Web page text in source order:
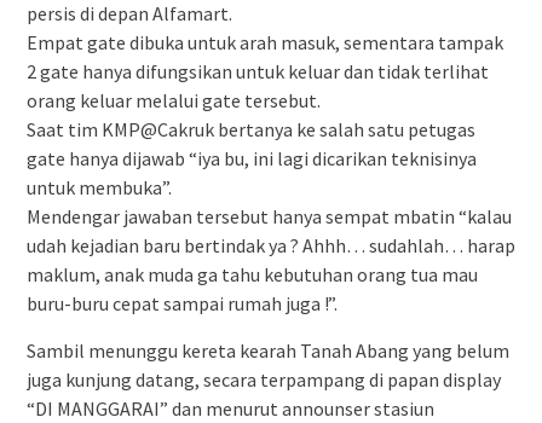
persis di depan Alfamart.
Empat gate dibuka untuk arah masuk, sementara tampak
2 gate hanya difungsikan untuk keluar dan tidak terlihat
orang keluar melalui gate tersebut.
Saat tim KMP@Cakruk bertanya ke salah satu petugas
gate hanya dijawab “iya bu, ini lagi dicarikan teknisinya
untuk membuka”.
Mendengar jawaban tersebut hanya sempat mbatin “kalau
udah kejadian baru bertindak ya ? Ahhh… sudahlah… harap
maklum, anak muda ga tahu kebutuhan orang tua mau
buru-buru cepat sampai rumah juga !”.
Sambil menunggu kereta kearah Tanah Abang yang belum
juga kunjung datang, secara terpampang di papan display
“DI MANGGARAI” dan menurut announser stasiun